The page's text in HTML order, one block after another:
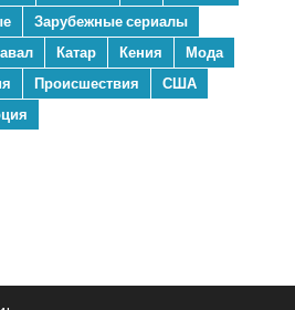
Зарубежные сериалы
Катар Кения
Мода
Происшествия
США